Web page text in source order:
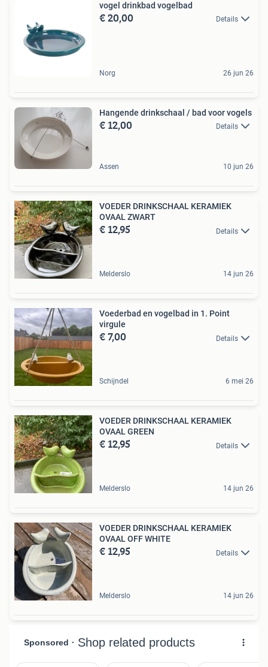
vogel drinkbad vogelbad
€ 20,00 Details
Norg 26 jun 26
Hangende drinkschaal / bad voor vogels
€ 12,00 Details
Assen 10 jun 26
VOEDER DRINKSCHAAL KERAMIEK
OVAAL ZWART
€ 12,95 Details
Melderslo 14 jun 26
Voederbad en vogelbad in 1. Point
virgule
€ 7,00 Details
Schijndel 6 mei 26
VOEDER DRINKSCHAAL KERAMIEK
OVAAL GREEN
€ 12,95 Details
Melderslo 14 jun 26
VOEDER DRINKSCHAAL KERAMIEK
OVAAL OFF WHITE
€ 12,95 Details
Melderslo 14 jun 26